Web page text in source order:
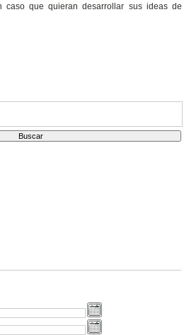
caso que quieran desarrollar sus ideas de